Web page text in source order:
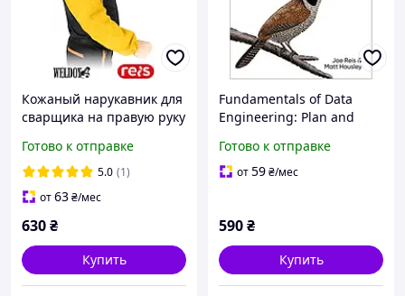
Кожаный нарукавник для
сварщика на правую руку
Готово к отправке
5.0 (1)
от63₴/мес
630₴
Купить
Fundamentals of Data
Engineering: Plan and
Systems, Joe Reis
Готово к отправке
от59₴/мес
590₴
Купить